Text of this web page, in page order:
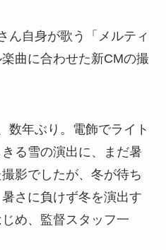
ん自身が歌う「メルティ
曲に合わせた新CMの撮
数年ぶり。電飾でライト
る雪の演出に、まだ暑
影でしたが、冬が待ち
さに負けず冬を演出す
め、監督スタッフ一